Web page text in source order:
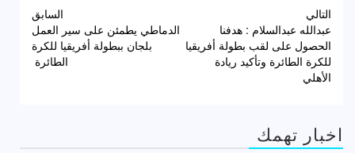
تصفّح
المقالات
السابق
الدماطي يطمئن على سير العمل
بلجان ببطولة أفريقيا للكرة
الطائرة
التالي
عبدالله عبدالسلام : هدفنا
الحصول على لقب بطولة أفريقيا
للكرة الطائرة وتأكيد ريادة
الأهلي
اخبار تهمك